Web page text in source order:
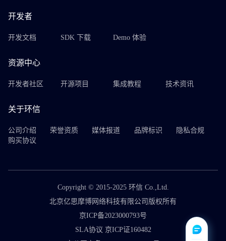
开发者
开发文档 SDK 下载 Demo 体验
资源中心
开发者社区 开源项目 集成教程 技术资讯
关于环信
公司介绍 荣誉资质 媒体报道 品牌标识
隐私合规
购买协议
Copyright © 2015-2025 环信 Co.,Ltd.
北京亿思摩博网络科技有限公司版权所有
京ICP备2023000793号
SLA协议 京ICP证160482